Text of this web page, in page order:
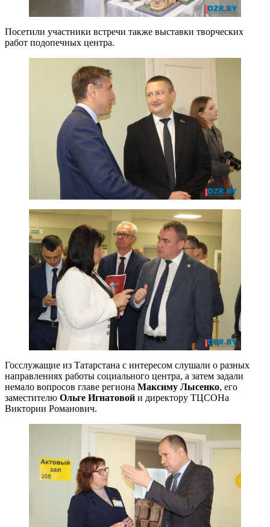
Посетили участники встречи также выставки творческих
работ подопечных центра.
Госслужащие из Татарстана с интересом слушали о разных
направлениях работы социального центра, а затем задали
немало вопросов главе региона Максиму Лысенко, его
заместителю Ольге Игнатовой и директору ТЦСОНа
Виктории Романович.